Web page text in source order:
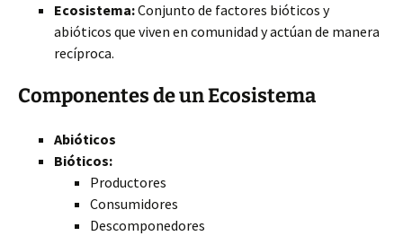
Ecosistema:Conjunto de factores bióticos y
abióticos que viven en comunidad y actúan de manera
recíproca.
Componentes de un Ecosistema
Abióticos
Bióticos:
Productores
Consumidores
Descomponedores